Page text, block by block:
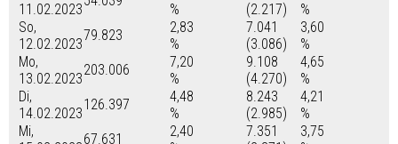
11.02.2023
%
(2.217)
%
So,
12.02.2023
79.823
2,83
%
7.041
(3.086)
3,60
%
Mo,
13.02.2023
203.006
7,20
%
9.108
(4.270)
4,65
%
Di,
14.02.2023
126.397
4,48
%
8.243
(2.985)
4,21
%
Mi,
67.631
2,40
7.351
3,75